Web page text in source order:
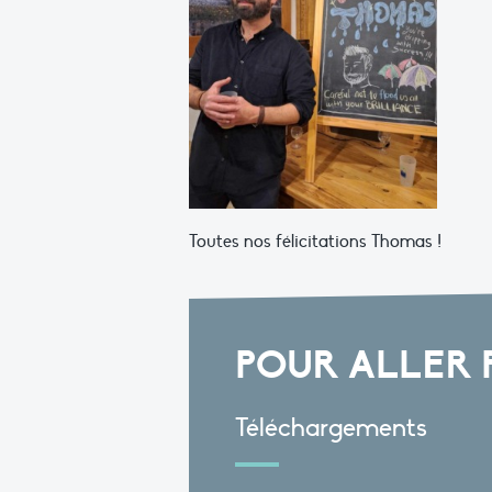
Toutes nos félicitations Thomas !
POUR ALLER
Téléchargements